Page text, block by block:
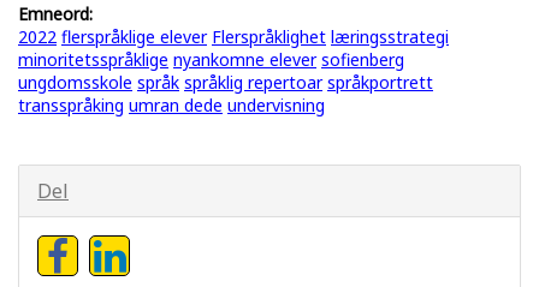
Emneord:
2022 flerspråklige elever Flerspråklighet læringsstrategi
minoritetsspråklige nyankomne elever sofienberg
ungdomsskole språk språklig repertoar språkportrett
transspråking umran dede undervisning
Del